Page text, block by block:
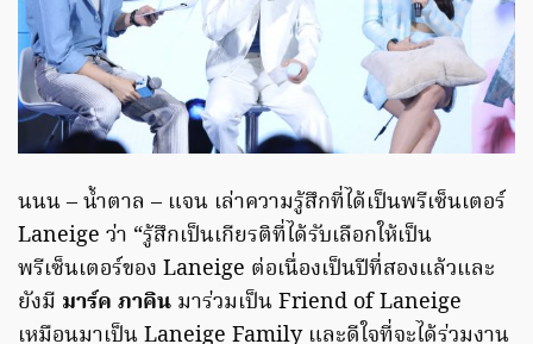
นนน – น้ำตาล – แจน เล่าความรู้สึกที่ได้เป็นพรีเซ็นเตอร์
Laneige ว่า “รู้สึกเป็นเกียรติที่ได้รับเลือกให้เป็น
พรีเซ็นเตอร์ของ Laneige ต่อเนื่องเป็นปีที่สองแล้วและ
ยังมี มาร์ค ภาคิน มาร่วมเป็น Friend of Laneige
เหมือนมาเป็น Laneige Family และดีใจที่จะได้ร่วมงาน